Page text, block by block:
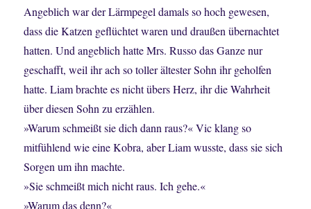
Angeblich war der Lärmpegel damals so hoch gewesen,
dass die Katzen geflüchtet waren und draußen übernachtet
hatten. Und angeblich hatte Mrs. Russo das Ganze nur
geschafft, weil ihr ach so toller ältester Sohn ihr geholfen
hatte. Liam brachte es nicht übers Herz, ihr die Wahrheit
über diesen Sohn zu erzählen.
»Warum schmeißt sie dich dann raus?« Vic klang so
mitfühlend wie eine Kobra, aber Liam wusste, dass sie sich
Sorgen um ihn machte.
»Sie schmeißt mich nicht raus. Ich gehe.«
»Warum das denn?«